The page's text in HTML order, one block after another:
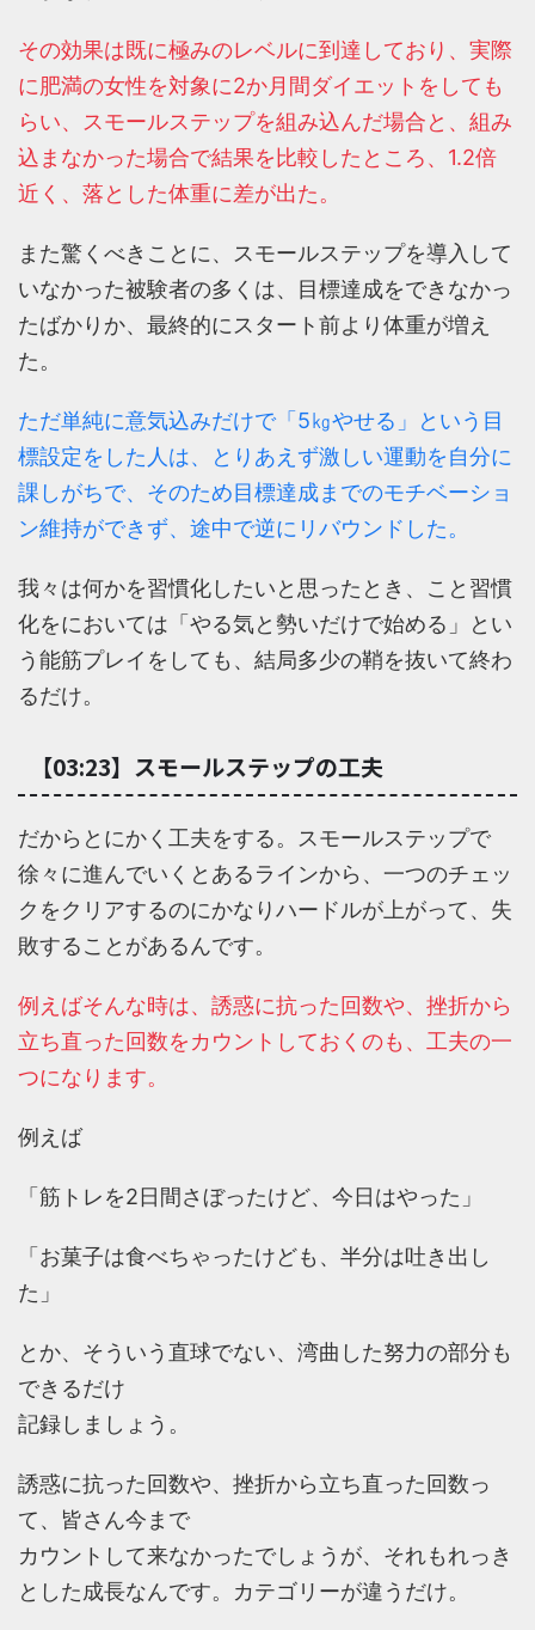
その効果は既に極みのレベルに到達しており、実際
に肥満の女性を対象に2か月間ダイエットをしても
らい、スモールステップを組み込んだ場合と、組み
込まなかった場合で結果を比較したところ、1.2倍
近く、落とした体重に差が出た。
また驚くべきことに、スモールステップを導入して
いなかった被験者の多くは、目標達成をできなかっ
たばかりか、最終的にスタート前より体重が増え
た。
ただ単純に意気込みだけで「5㎏やせる」という目
標設定をした人は、とりあえず激しい運動を自分に
課しがちで、そのため目標達成までのモチベーショ
ン維持ができず、途中で逆にリバウンドした。
我々は何かを習慣化したいと思ったとき、こと習慣
化をにおいては「やる気と勢いだけで始める」とい
う能筋プレイをしても、結局多少の鞘を抜いて終わ
るだけ。
【03:23】スモールステップの工夫
だからとにかく工夫をする。スモールステップで
徐々に進んでいくとあるラインから、一つのチェッ
クをクリアするのにかなりハードルが上がって、失
敗することがあるんです。
例えばそんな時は、誘惑に抗った回数や、挫折から
立ち直った回数をカウントしておくのも、工夫の一
つになります。
例えば
「筋トレを2日間さぼったけど、今日はやった」
「お菓子は食べちゃったけども、半分は吐き出し
た」
とか、そういう直球でない、湾曲した努力の部分も
できるだけ
記録しましょう。
誘惑に抗った回数や、挫折から立ち直った回数っ
て、皆さん今まで
カウントして来なかったでしょうが、それもれっき
とした成長なんです。カテゴリーが違うだけ。